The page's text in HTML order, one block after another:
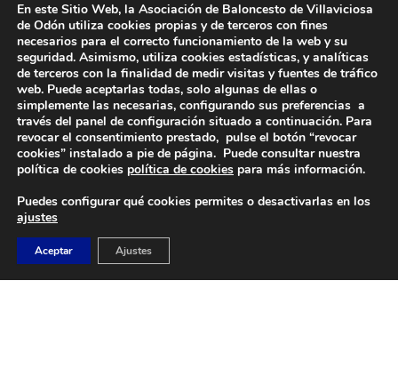
DIRECCIÓN
Camino de Sacedón 15
28670
En este Sitio Web, la Asociación de Baloncesto de Villaviciosa
de Odón utiliza cookies propias y de terceros con fines
necesarios para el correcto funcionamiento de la web y su
seguridad. Asimismo, utiliza cookies estadísticas, y analíticas
de terceros con la finalidad de medir visitas y fuentes de tráfico
web. Puede aceptarlas todas, solo algunas de ellas o
simplemente las necesarias, configurando sus preferencias a
través del panel de configuración situado a continuación. Para
revocar el consentimiento prestado, pulse el botón “revocar
cookies” instalado a pie de página. Puede consultar nuestra
política de cookies política de cookies para más información.
Puedes configurar qué cookies permites o desactivarlas en los
ajustes
Aceptar Ajustes